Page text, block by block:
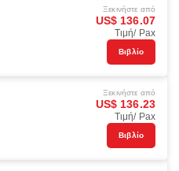
Ξεκινήστε από
US$ 136.07
Τιμή/ Pax
Βιβλίο
Ξεκινήστε από
US$ 136.23
Τιμή/ Pax
Βιβλίο